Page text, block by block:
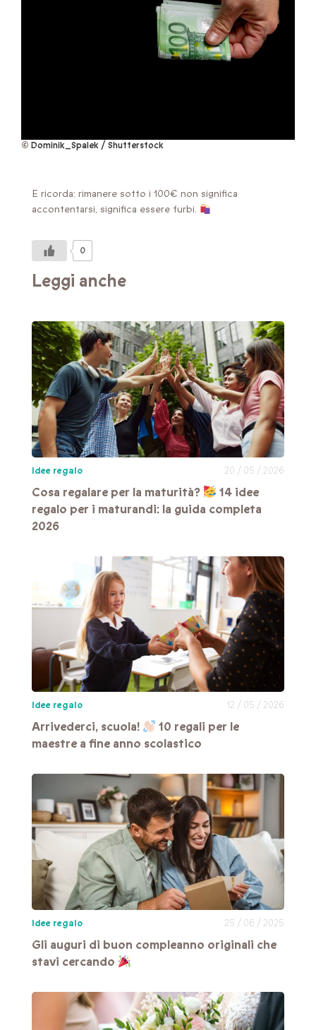
© Dominik_Spalek / Shutterstock
E ricorda: rimanere sotto i 100€ non significa
accontentarsi, significa essere furbi.
0
Leggi anche
Idee regalo 20 / 05 / 2026
Cosa regalare per la maturità?
14 idee
regalo per i maturandi: la guida completa
2026
Idee regalo 12 / 05 / 2026
Arrivederci, scuola!
10 regali per le
maestre a fine anno scolastico
Idee regalo 25 / 06 / 2025
Gli auguri di buon compleanno originali che
stavi cercando